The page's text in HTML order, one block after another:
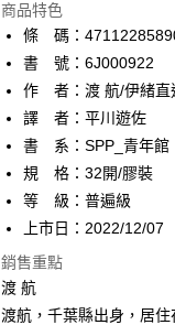
AFTEE先享後付
相關說明
AFTEE先享後付是「在收到
便利好安心！
１．簡單：不需註冊會員、
２．便利：只要手機號碼，
３．安心：先確認商品／服
１．於結帳方式選擇「
付」結帳頁面，進行簡訊認
２．訂單成立數日內，您將
３．收到繳費通知簡訊後14
／ATM／網路銀行／等多
ATM付款
運送方式
全家取貨付款
每筆NT$80，滿NT$500(
付款後全家取貨
每筆NT$80，滿
商品特色
條 碼：
書 號：6J000922
作 者：渡 航/伊緒直
譯 者：平川遊佐
書 系：SPP_青年館
規 格：32開/膠裝
等 級：普遍級
上市日：2022/12/07
銷售重點
渡 航
渡航，千葉縣出身，居